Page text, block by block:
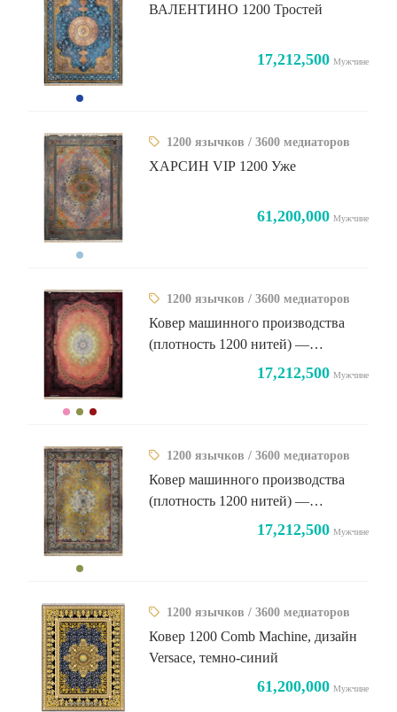
ВАЛЕНТИНО 1200 Тростей
17,212,500 Мужчине
1200 язычков / 3600 медиаторов
ХАРСИН VIP 1200 Уже
61,200,000 Мужчине
1200 язычков / 3600 медиаторов
Ковер машинного производства
(плотность 1200 нитей) —
эксклюзивный винтажный дизайн
17,212,500 Мужчине
1200 язычков / 3600 медиаторов
Ковер машинного производства
(плотность 1200 нитей) —
эксклюзивный винтажный дизайн
17,212,500 Мужчине
1200 язычков / 3600 медиаторов
Ковер 1200 Comb Machine, дизайн
Versace, темно-синий
61,200,000 Мужчине